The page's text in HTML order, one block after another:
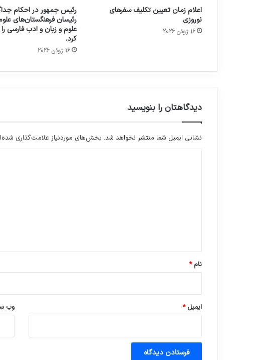
اعلام زمان تعیین تکلیف سفرهای
نوروزی
16 ژوئن 2026
رئیس جمهور در احکام
رئیسان فرهنگستان‌های
علوم و زبان و ادب فارسی
کرد.
16 ژوئن 2026
دیدگاهتان را بنویسید
نشانی ایمیل شما منتشر نخواهد شد. بخش‌های موردنیاز علامت‌گذاری
نام*
ایمیل* وب‌